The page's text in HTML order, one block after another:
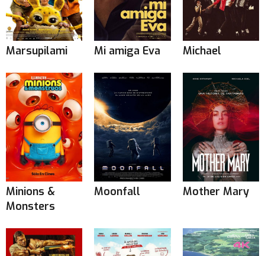
Marsupilami Mi amiga Eva Michael
Minions &
Monsters
Moonfall Mother Mary